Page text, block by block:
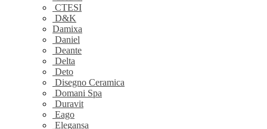
CTESI
D&K
Damixa
Daniel
Deante
Delta
Deto
Disegno Ceramica
Domani Spa
Duravit
Eago
Elegansa